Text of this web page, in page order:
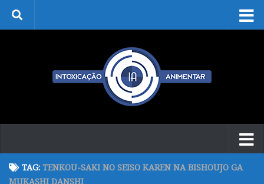
Skip to content
TAG: TENKOU-SAKI NO SEISO KAREN NA BISHOUJO GA
MUKASHI DANSHI